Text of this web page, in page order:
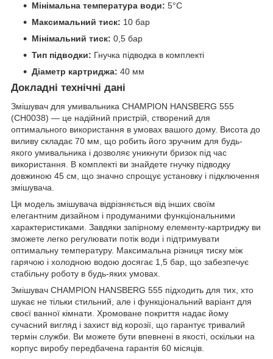
Мінімальна температура води: 5°C
Максимальний тиск: 10 бар
Мінімальний тиск: 0,5 бар
Тип підводки: Гнучка підводка в комплекті
Діаметр картриджа: 40 мм
Докладні технічні дані
Змішувач для умивальника CHAMPION HANSBERG 555
(CH0038) — це надійний пристрій, створений для
оптимального використання в умовах вашого дому. Висота до
виливу складає 70 мм, що робить його зручним для будь-
якого умивальника і дозволяє уникнути бризок під час
використання. В комплекті ви знайдете гнучку підводку
довжиною 45 см, що значно спрощує установку і підключення
змішувача.
Ця модель змішувача відрізняється від інших своїм
елегантним дизайном і продуманими функціональними
характеристиками. Завдяки запірному елементу-картриджу ви
зможете легко регулювати потік води і підтримувати
оптимальну температуру. Максимальна різниця тиску між
гарячою і холодною водою досягає 1,5 бар, що забезпечує
стабільну роботу в будь-яких умовах.
Змішувач CHAMPION HANSBERG 555 підходить для тих, хто
шукає не тільки стильний, але і функціональний варіант для
своєї ванної кімнати. Хромоване покриття надає йому
сучасний вигляд і захист від корозії, що гарантує тривалий
термін служби. Ви можете бути впевнені в якості, оскільки на
корпус виробу передбачена гарантія 60 місяців.